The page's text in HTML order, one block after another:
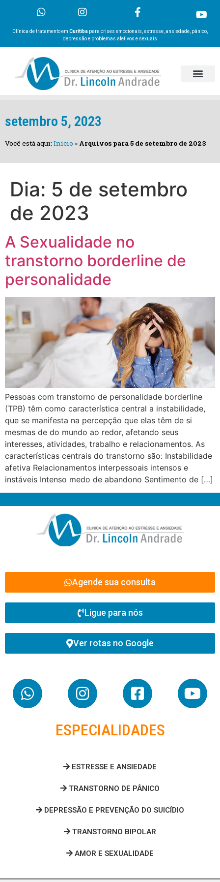
Clínica de tratamento em Curitiba para crises emocionais, estresse, ansiedade, pânico,
depressão e problemas afetivos e sexuais
setembro 5, 2023
Você está aqui: Início » Arquivos para 5 de setembro de 2023
Dia: 5 de setembro
de 2023
A Sexualidade no
transtorno borderline de
personalidade
Pessoas com transtorno de personalidade borderline
(TPB) têm como característica central a instabilidade,
que se manifesta na percepção que elas têm de si
mesmas de do mundo ao redor, afetando seus
interesses, atividades, trabalho e relacionamentos. As
características centrais do transtorno são: Instabilidade
afetiva Relacionamentos interpessoais intensos e
instáveis Intenso medo de abandono Sentimento de […]
Agende sua consulta
Ligue para nós
Ver rotas no Google
ESPECIALIDADES
ESTRESSE E ANSIEDADE
TRANSTORNO DE PÂNICO
DEPRESSÃO E PREVENÇÃO DO SUICÍDIO
TRANSTORNO BIPOLAR
AMOR E SEXUALIDADE